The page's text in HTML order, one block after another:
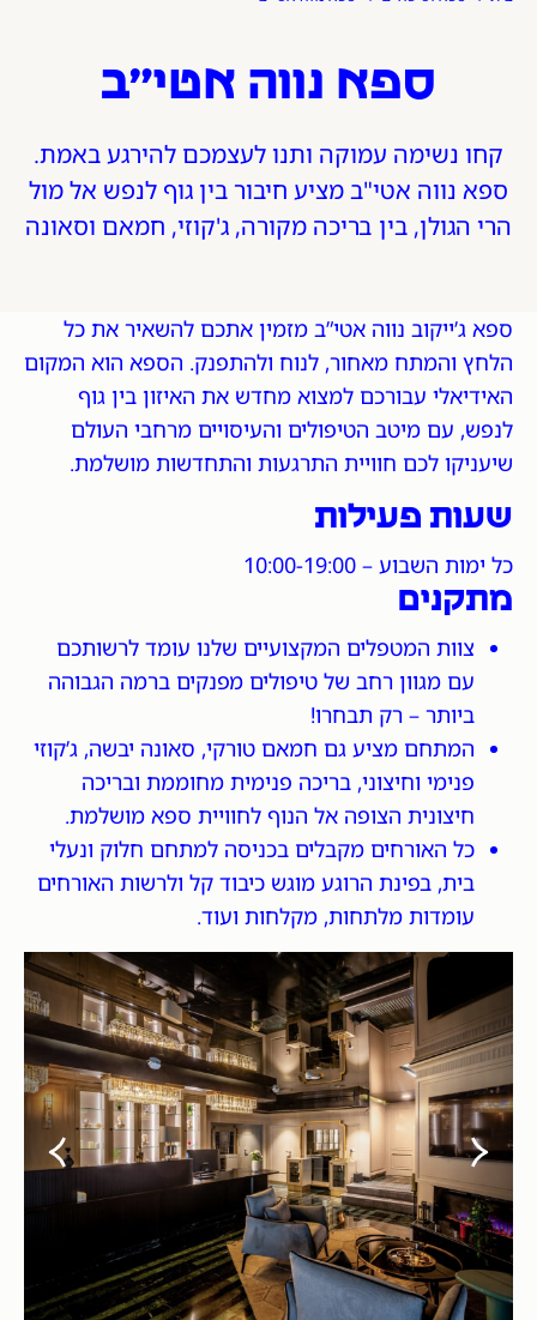
ספא נווה אטי״ב
קחו נשימה עמוקה ותנו לעצמכם להירגע באמת.
ספא נווה אטי"ב מציע חיבור בין גוף לנפש אל מול
הרי הגולן, בין בריכה מקורה, ג'קוזי, חמאם וסאונה
ספא ג’ייקוב נווה אטי”ב מזמין אתכם להשאיר את כל
הלחץ והמתח מאחור, לנוח ולהתפנק. הספא הוא המקום
האידיאלי עבורכם למצוא מחדש את האיזון בין גוף
לנפש, עם מיטב הטיפולים והעיסויים מרחבי העולם
שיעניקו לכם חוויית התרגעות והתחדשות מושלמת.
שעות פעילות
כל ימות השבוע – 10:00-19:00
מתקנים
צוות המטפלים המקצועיים שלנו עומד לרשותכם
עם מגוון רחב של טיפולים מפנקים ברמה הגבוהה
ביותר – רק תבחרו!
המתחם מציע גם חמאם טורקי, סאונה יבשה, ג’קוזי
פנימי וחיצוני, בריכה פנימית מחוממת ובריכה
חיצונית הצופה אל הנוף לחוויית ספא מושלמת.
כל האורחים מקבלים בכניסה למתחם חלוק ונעלי
בית, בפינת הרוגע מוגש כיבוד קל ולרשות האורחים
עומדות מלתחות, מקלחות ועוד.